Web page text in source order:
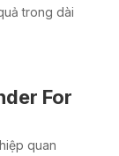
trong dài
For
quan